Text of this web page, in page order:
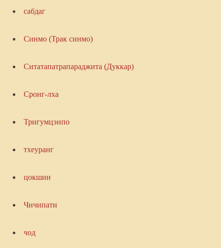
сабдаг
Синмо (Трак синмо)
Ситатапатрапараджита (Дуккар)
Сронг-лха
Тригумцэнпо
тхеуранг
цокшин
Чичипати
чод